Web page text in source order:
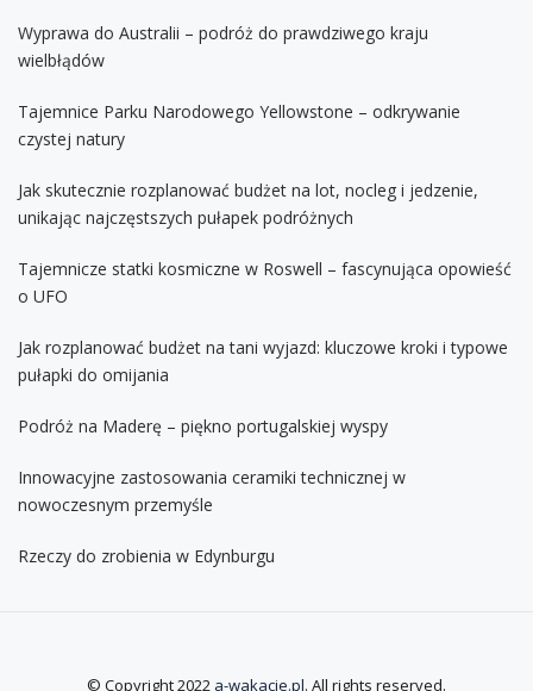
Wyprawa do Australii – podróż do prawdziwego kraju
wielbłądów
Tajemnice Parku Narodowego Yellowstone – odkrywanie
czystej natury
Jak skutecznie rozplanować budżet na lot, nocleg i jedzenie,
unikając najczęstszych pułapek podróżnych
Tajemnicze statki kosmiczne w Roswell – fascynująca opowieść
o UFO
Jak rozplanować budżet na tani wyjazd: kluczowe kroki i typowe
pułapki do omijania
Podróż na Maderę – piękno portugalskiej wyspy
Innowacyjne zastosowania ceramiki technicznej w
nowoczesnym przemyśle
Rzeczy do zrobienia w Edynburgu
© Copyright 2022 a-wakacje.pl. All rights reserved.